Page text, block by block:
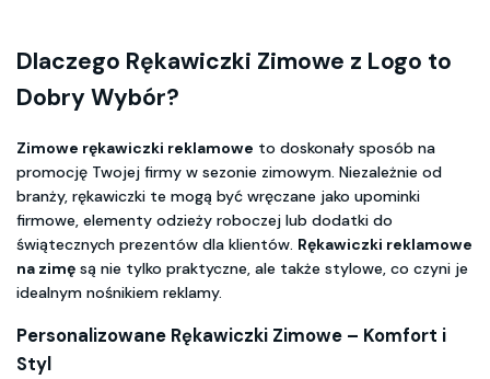
Dlaczego Rękawiczki Zimowe z Logo to
Dobry Wybór?
Zimowe rękawiczki reklamowe to doskonały sposób na
promocję Twojej firmy w sezonie zimowym. Niezależnie od
branży, rękawiczki te mogą być wręczane jako upominki
firmowe, elementy odzieży roboczej lub dodatki do
świątecznych prezentów dla klientów. Rękawiczki reklamowe
na zimę są nie tylko praktyczne, ale także stylowe, co czyni je
idealnym nośnikiem reklamy.
Personalizowane Rękawiczki Zimowe – Komfort i
Styl